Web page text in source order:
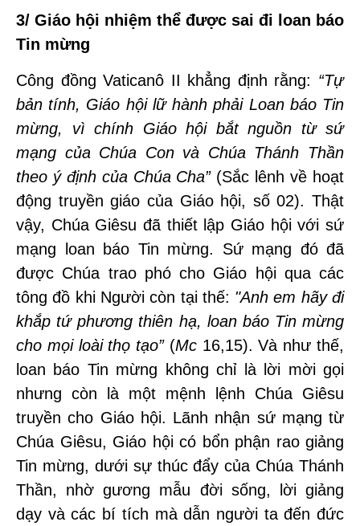
3/ Giáo hội nhiệm thể được sai đi loan báo
Tin mừng
Công đồng Vaticanô II khẳng định rằng: “Tự
bản tính, Giáo hội lữ hành phải Loan báo Tin
mừng, vì chính Giáo hội bắt nguồn từ sứ
mạng của Chúa Con và Chúa Thánh Thần
theo ý định của Chúa Cha”(Sắc lênh về hoạt
động truyền giáo của Giáo hội, số 02). Thật
vậy, Chúa Giêsu đã thiết lập Giáo hội với sứ
mạng loan báo Tin mừng. Sứ mạng đó đã
được Chúa trao phó cho Giáo hội qua các
tông đồ khi Người còn tại thế: "Anh em hãy đi
khắp tứ phương thiên hạ, loan báo Tin mừng
cho mọi loài thọ tạo”(Mc16,15). Và như thế,
loan báo Tin mừng không chỉ là lời mời gọi
nhưng còn là một mệnh lệnh Chúa Giêsu
truyền cho Giáo hội. Lãnh nhận sứ mạng từ
Chúa Giêsu, Giáo hội có bổn phận rao giảng
Tin mừng, dưới sự thúc đẩy của Chúa Thánh
Thần, nhờ gương mẫu đời sống, lời giảng
dạy và các bí tích mà dẫn người ta đến đức